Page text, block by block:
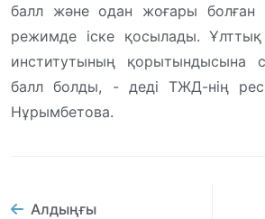
балл және одан жоғары болған
режимде іске қосылады.
институтының қорытындысына
балл болды, - деді ТЖД-нің
Нұрымбетова.
Алдыңғы